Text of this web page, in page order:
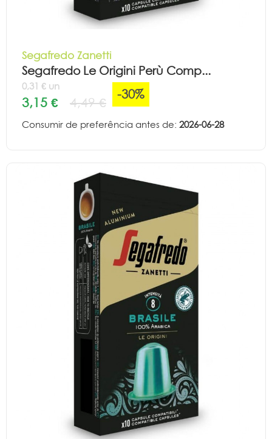
Segafredo Zanetti
Segafredo Le Origini Perù Comp...
0,31 € un
3,15 € 4,49 €
-30%
Consumir de preferência antes de: 2026-06-28